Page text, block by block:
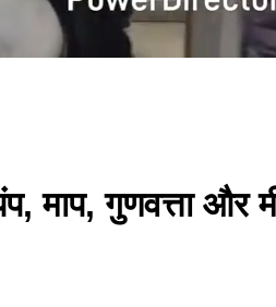
माप, गुणवत्ता और